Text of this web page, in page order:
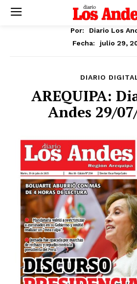
Por:
Diario Los
Fecha:
julio 29,
DIARIO
AREQUIPA:
Andes 29/